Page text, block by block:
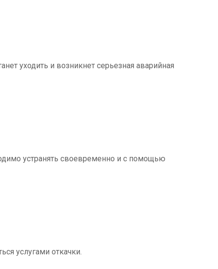
уходить и возникнет серьезная аварийная
устранять своевременно и с помощью
услугами откачки.